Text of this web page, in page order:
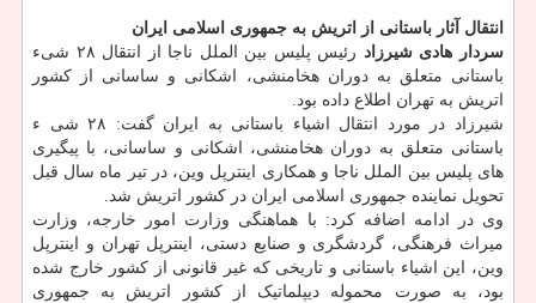
انتقال آثار باستانی از اتریش به جمهوری اسلامی ایران
سردار هادی شیرزاد
رئیس پلیس بین الملل ناجا از انتقال ۲۸ شیء
باستانی متعلق به دوران هخامنشی، اشکانی و ساسانی از کشور
اتریش به تهران اطلاع داده بود.
شیرزاد در مورد انتقال اشیاء باستانی به ایران گفت: ۲۸ شی ء
باستانی متعلق به دوران هخامنشی، اشکانی و ساسانی، با پیگیری
های پلیس بین الملل ناجا و همکاری اینترپل وین، در تیر ماه سال قبل
تحویل نماینده جمهوری اسلامی ایران در کشور اتریش شد.
وی در ادامه اضافه کرد: با هماهنگی وزارت امور خارجه، وزارت
میراث فرهنگی، گردشگری و صنایع دستی، اینترپل تهران و اینترپل
وین، این اشیاء باستانی و تاریخی که غیر قانونی از کشور خارج شده
بود، به صورت محموله دیپلماتیک از کشور اتریش به جمهوری